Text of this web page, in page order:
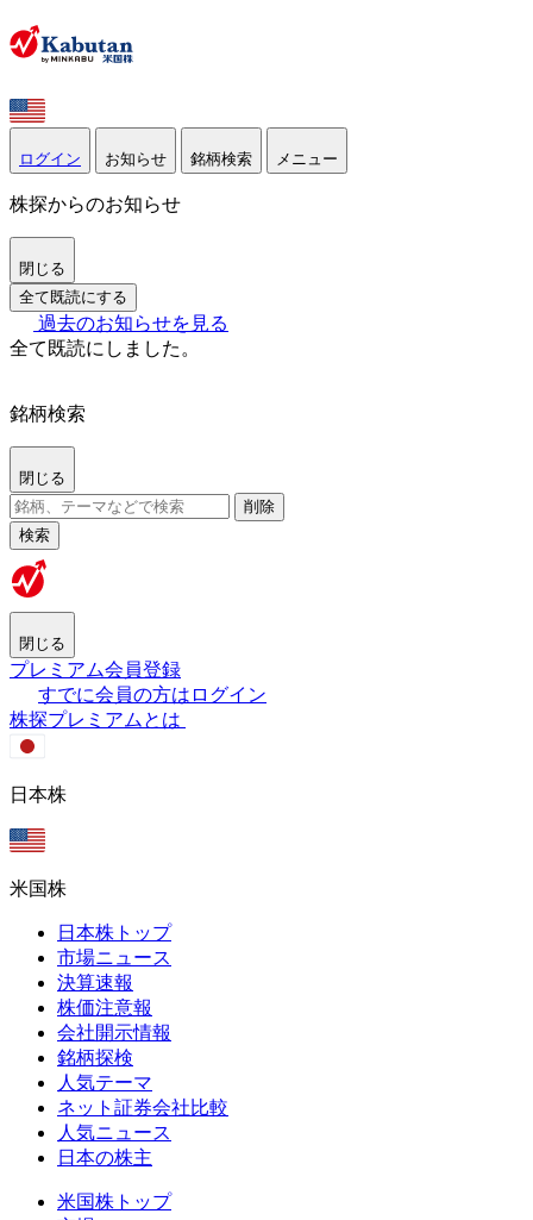
ログイン お知らせ 銘柄検索 メニュー
株探からのお知らせ
閉じる
全て既読にする
過去のお知らせを見る
全て既読にしました。
銘柄検索
閉じる
削除
検索
閉じる
プレミアム会員登録
すでに会員の方はログイン
株探プレミアムとは
日本株
米国株
日本株トップ
市場ニュース
決算速報
株価注意報
会社開示情報
銘柄探検
人気テーマ
ネット証券会社比較
人気ニュース
日本の株主
米国株トップ